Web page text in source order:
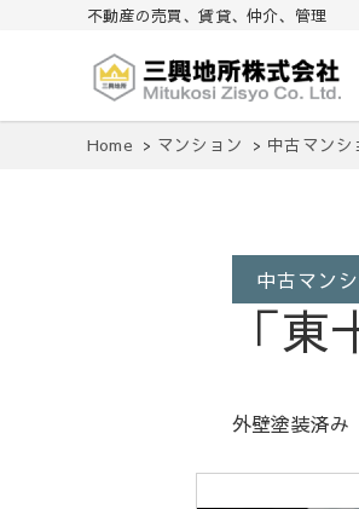
不動産の売買、賃貸、仲介、管理
三興地所株
不動産の売買、賃貸、仲介、管理
Home マンション 中古マンシ
中古マン
「
外壁塗装済み